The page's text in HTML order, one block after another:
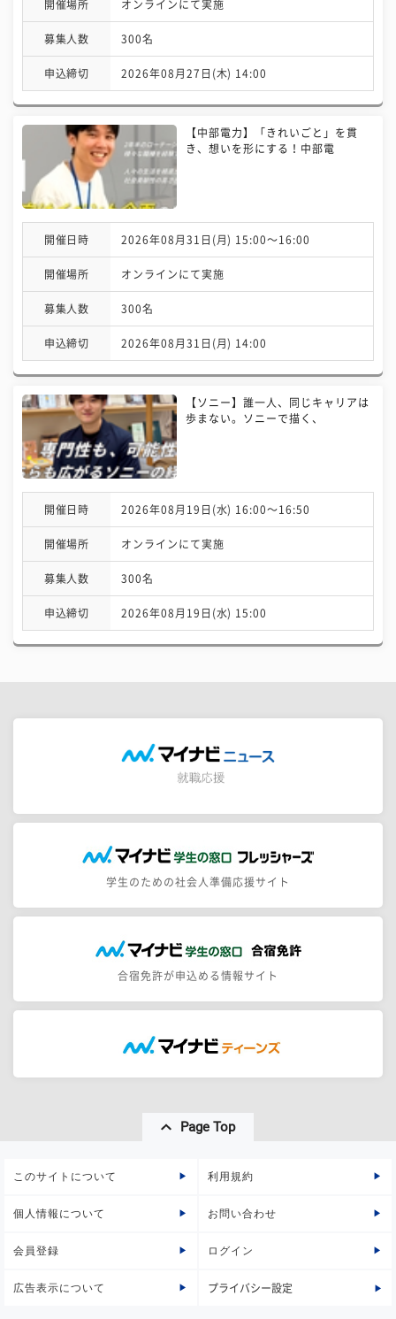
開催場所 オンラインにて実施
募集人数 300名
申込締切 2026年08月27日(木) 14:00
【中部電力】「きれいごと」を貫
き、想いを形にする！中部電
開催日時 2026年08月31日(月) 15:00〜16:00
開催場所 オンラインにて実施
募集人数 300名
申込締切 2026年08月31日(月) 14:00
【ソニー】誰一人、同じキャリアは
歩まない。ソニーで描く、
開催日時 2026年08月19日(水) 16:00〜16:50
開催場所 オンラインにて実施
募集人数 300名
申込締切 2026年08月19日(水) 15:00
学生のための社会人準備応援サイト
合宿免許が申込める情報サイト
Page Top
このサイトについて 利用規約
個人情報について お問い合わせ
会員登録 ログイン
広告表示について プライバシー設定